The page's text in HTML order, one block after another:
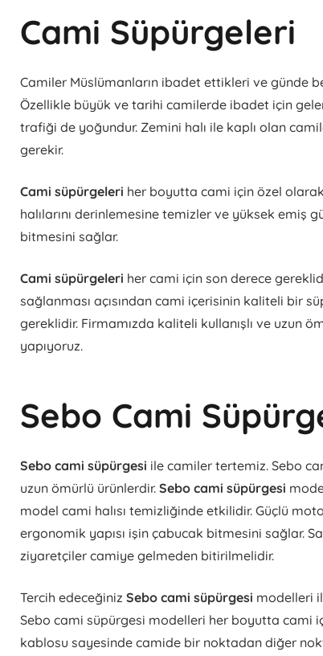
Cami Süpürgeleri
Camiler Müslümanların ibadet ettikleri ve günde
Özellikle büyük ve tarihi camilerde ibadet için
trafiği de yoğundur. Zemini halı ile kaplı olan
gerekir.
Cami süpürgeleri her boyutta cami için özel
halılarını derinlemesine temizler ve yüksek emiş
bitmesini sağlar.
Cami süpürgeleri her cami için son derece
sağlanması açısından cami içerisinin kaliteli bir
gereklidir. Firmamızda kaliteli kullanışlı ve uzun
yapıyoruz.
Sebo Cami
Sebo cami süpürgesi ile camiler tertemiz. Sebo
uzun ömürlü ürünlerdir.Sebo cami süpürgesi
model cami halısı temizliğinde etkilidir. Güçlü
ergonomik yapısı işin çabucak bitmesini sağlar.
ziyaretçiler camiye gelmeden bitirilmelidir.
Tercih edeceğinizSebo cami süpürgesi modelleri
Sebo cami süpürgesi modelleri her boyutta cami
kablosu sayesinde camide bir noktadan diğer